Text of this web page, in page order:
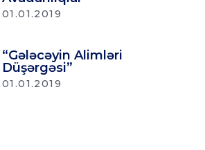
01.01.2019
“Gələcəyin Alimləri
Düşərgəsi”
01.01.2019